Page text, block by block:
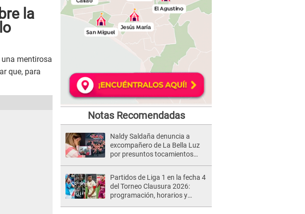
la
mentirosa
que, para
Notas Recomendadas
Naldy Saldaña denuncia a
excompañero de La Bella Luz
por presuntos tocamientos
Partidos de Liga 1 en la fecha 4
del Torneo Clausura 2026:
programación, horarios y